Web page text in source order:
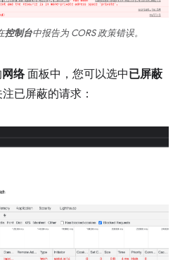
控制台中报告为 CORS 政策错误。
网络面板中，您可以选中已屏蔽
已屏蔽的请求：